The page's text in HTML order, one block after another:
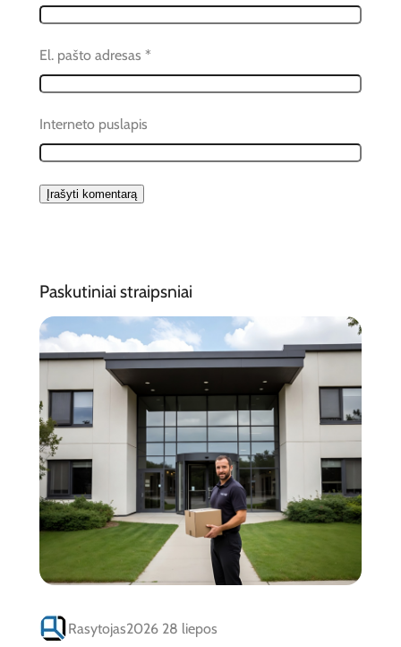
El. pašto adresas *
Interneto puslapis
Paskutiniai straipsniai
Rasytojas2026 28 liepos